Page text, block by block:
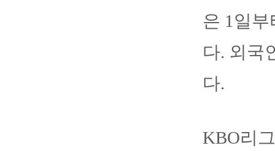
은 1일
다. 외국
다.
KBO리